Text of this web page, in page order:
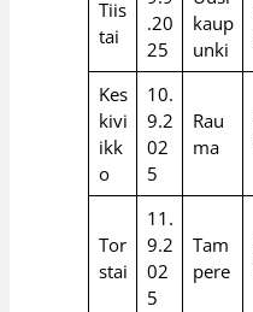
Tiis
tai
.20
25
kaup
unki
Kes
kivi
ikk
o
10.
9.2
02
5
Rau
ma
Tor
stai
11.
9.2
02
5
Tam
pere